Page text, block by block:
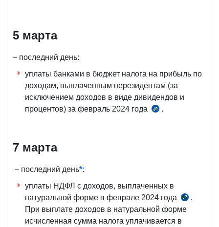
5 марта
– последний день:
уплаты банками в бюджет налога на прибыль по
доходам, выплаченным нерезидентам (за
исключением доходов в виде дивидендов и
процентов) за февраль 2024 года
п.
.
7 марта
– последний день*:
уплаты НДФЛ с доходов, выплаченных в
натуральной форме в феврале 2024 года
ч.
2
ст.
.
При выплате доходов в натуральной форме
исчисленная сумма налога уплачивается в